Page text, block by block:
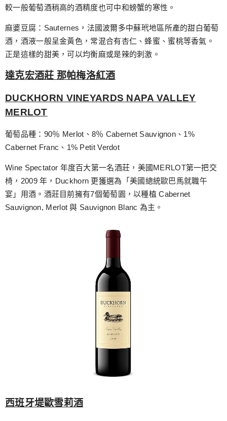
較一般葡萄酒稍高的酒精度也可中和螃蟹的寒性。
麻婆豆腐：Sauternes，法國波爾多中蘇玳地區所產的甜白葡萄
酒，酒液一般呈金黃色，常混合有杏仁、蜂蜜、蜜桃等香氣。
正是這樣的甜美，可以均衡麻或是辣的刺激。
達克宏酒莊 那帕梅洛紅酒
DUCKHORN VINEYARDS NAPA VALLEY
MERLOT
葡萄品種：90％ Merlot、8％ Cabernet Sauvignon、1%
Cabernet Franc、1% Petit Verdot
Wine Spectator 年度百大第一名酒莊，美國MERLOT第一把交
椅，2009 年，Duckhorn 更獲選為「美國總統歐巴馬就職午
宴」用酒。酒莊目前擁有7個葡萄園，以種植 Cabernet
Sauvignon, Merlot 與 Sauvignon Blanc 為主。
西班牙堤歐雪莉酒